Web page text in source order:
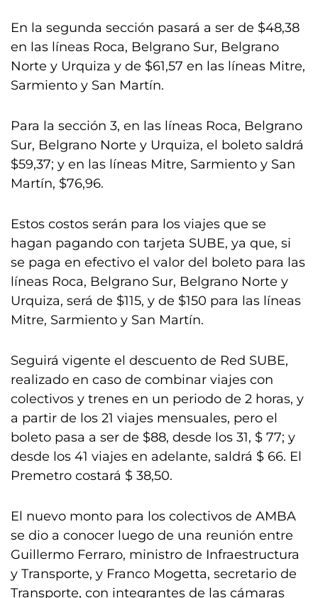
En la segunda sección pasará a ser de $48,38
en las líneas Roca, Belgrano Sur, Belgrano
Norte y Urquiza y de $61,57 en las líneas Mitre,
Sarmiento y San Martín.
Para la sección 3, en las líneas Roca, Belgrano
Sur, Belgrano Norte y Urquiza, el boleto saldrá
$59,37; y en las líneas Mitre, Sarmiento y San
Martín, $76,96.
Estos costos serán para los viajes que se
hagan pagando con tarjeta SUBE, ya que, si
se paga en efectivo el valor del boleto para las
líneas Roca, Belgrano Sur, Belgrano Norte y
Urquiza, será de $115, y de $150 para las líneas
Mitre, Sarmiento y San Martín.
Seguirá vigente el descuento de Red SUBE,
realizado en caso de combinar viajes con
colectivos y trenes en un periodo de 2 horas, y
a partir de los 21 viajes mensuales, pero el
boleto pasa a ser de $88, desde los 31, $ 77; y
desde los 41 viajes en adelante, saldrá $ 66. El
Premetro costará $ 38,50.
El nuevo monto para los colectivos de AMBA
se dio a conocer luego de una reunión entre
Guillermo Ferraro, ministro de Infraestructura
y Transporte, y Franco Mogetta, secretario de
Transporte, con integrantes de las cámaras